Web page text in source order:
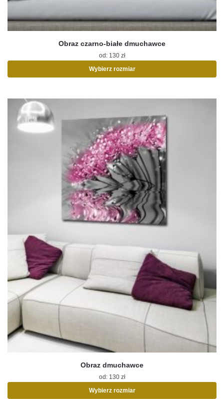
Obraz czarno-białe dmuchawce
od: 130 zł
Wybierz rozmiar
wariantów.
Opcje
można
wybrać
na
stronie
produktu
Obraz dmuchawce
od: 130 zł
Wybierz rozmiar